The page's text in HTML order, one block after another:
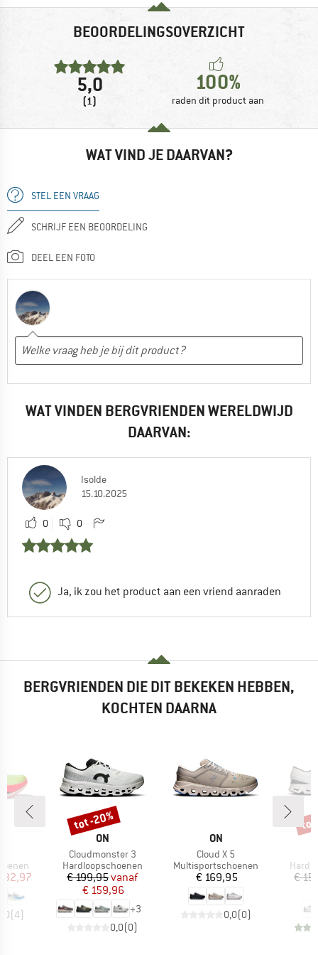
BEOORDELINGSOVERZICHT
5,0
(1)
100%
raden dit product aan
WAT VIND JE DAARVAN?
STEL EEN VRAAG
SCHRIJF EEN BEOORDELING
DEEL EEN FOTO
WAT VINDEN BERGVRIENDEN WERELDWIJD
DAARVAN:
Isolde
15.10.2025
0 0
Ja, ik zou het product aan een vriend aanraden
BERGVRIENDEN DIE DIT BEKEKEN HEBBEN,
KOCHTEN DAARNA
prijs
(4)
MERK
ON
Artikel
Cloudmonster 3
Productgroep
Hardloopschoenen
Prijs
€ 199,95Verlaagde prijs
vanaf
€ 159,96
+3
0,0(0)
Korting
tot -20%
MERK
ON
Artikel
Cloud X 5
Productgroep
Multisportschoenen
Prijs
€ 169,95
0,0(0)
€
tot